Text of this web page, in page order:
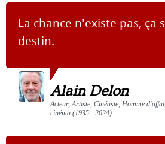
La chance n'existe pas, ça
destin.
Alain Delon
Acteur, Artiste, Cinéaste, Homme
cinéma (1935 - 2024)